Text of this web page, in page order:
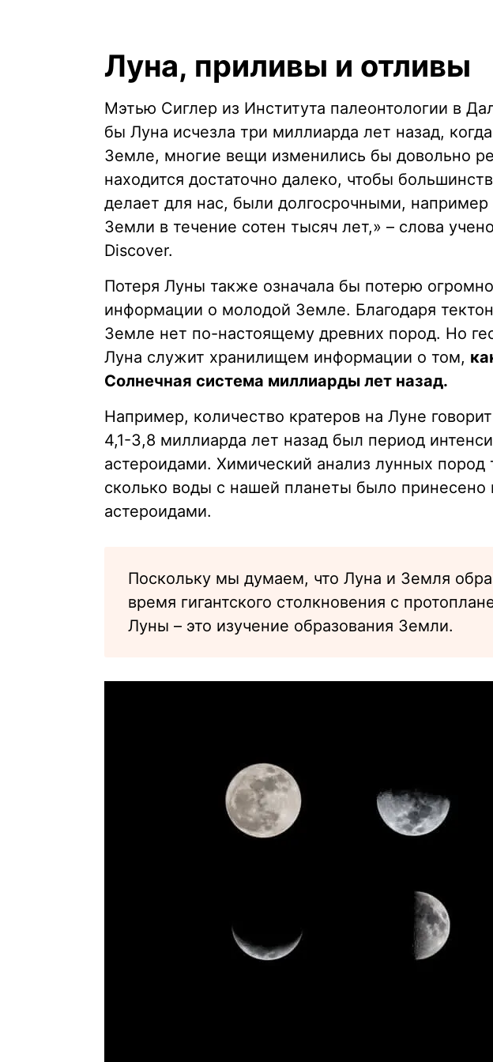
Луна, приливы и отливы
Мэтью Сиглер из Института палеонтологии в
бы Луна исчезла три миллиарда лет назад,
Земле, многие вещи изменились бы довольно
находится достаточно далеко, чтобы
делает для нас, были долгосрочными, например
Земли в течение сотен тысяч лет,» – слова
Discover.
Потеря Луны также означала бы потерю
информации о молодой Земле. Благодаря
Земле нет по-настоящему древних пород. Но
Луна служит хранилищем информации о том,
Солнечная система миллиарды лет назад.
Например, количество кратеров на Луне
4,1-3,8 миллиарда лет назад был период
астероидами. Химический анализ лунных пород
сколько воды с нашей планеты было
астероидами.
Поскольку мы думаем, что Луна и Земля
время гигантского столкновения с
Луны – это изучение образования Земли.